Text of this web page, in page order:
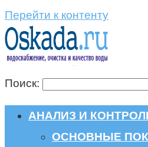
Перейти к контенту
Поиск:
АНАЛИЗ И
ОСНОВНЫЕ